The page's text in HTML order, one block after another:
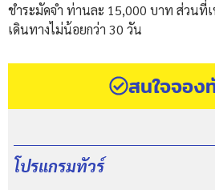
ชำระมัดจำ ท่านละ 15,000 บาท ส่วนที่
เดินทางไม่น้อยกว่า 30 วัน
สนใจจอง
โปรแกรมทัวร์